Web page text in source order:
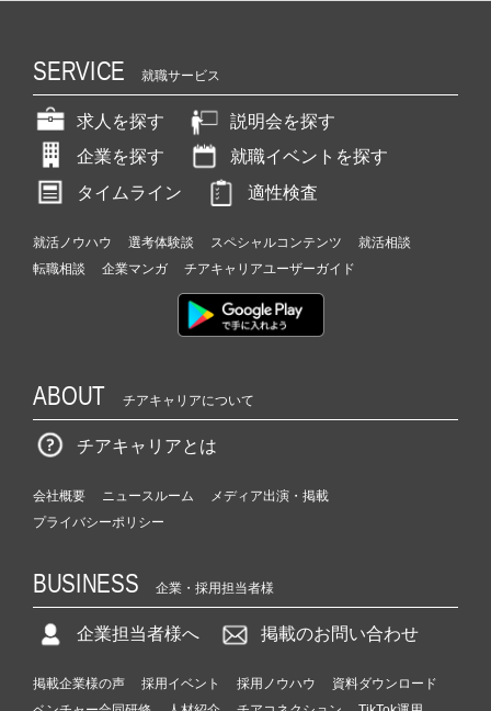
SERVICE 就職サービス
求人を探す
説明会を探す
企業を探す
就職イベントを探す
タイムライン
適性検査
就活ノウハウ 選考体験談 スペシャルコンテンツ
就活相談
転職相談
企業マンガ チアキャリアユーザーガイド
ABOUT チアキャリアについて
チアキャリアとは
会社概要 ニュースルーム
メディア出演・掲載
プライバシーポリシー
BUSINESS 企業・採用担当者様
企業担当者様へ 掲載のお問い合わせ
掲載企業様の声 採用イベント 採用ノウハウ
資料ダウンロード